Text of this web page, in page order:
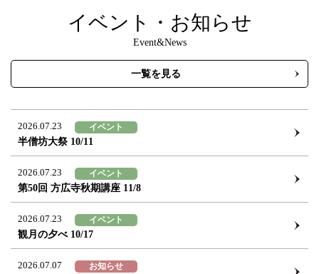
イベント ・ お知らせ
Event&News
一覧を見る
イベント
2026.07.23
半僧坊大祭 10/11
イベント
2026.07.23
第50回 方広寺秋期講座 11/8
イベント
2026.07.23
観月の夕べ 10/17
お知らせ
2026.07.07